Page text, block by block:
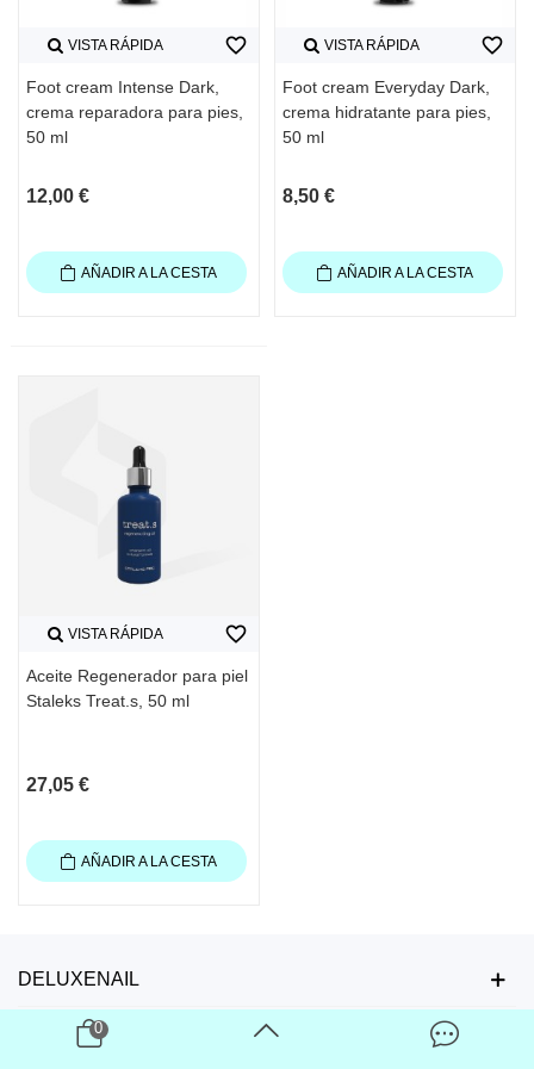
VISTA RÁPIDA
Foot cream Intense Dark,
crema reparadora para pies,
50 ml
12,00 €
favorite_border
AÑADIR A LA CESTA
VISTA RÁPIDA
Foot cream Everyday Dark,
crema hidratante para pies,
50 ml
8,50 €
favorite_border
AÑADIR A LA CESTA
VISTA RÁPIDA
Aceite Regenerador para piel
Staleks Treat.s, 50 ml
27,05 €
favorite_border
AÑADIR A LA CESTA
DELUXENAIL
ÚNETE AHORA
0